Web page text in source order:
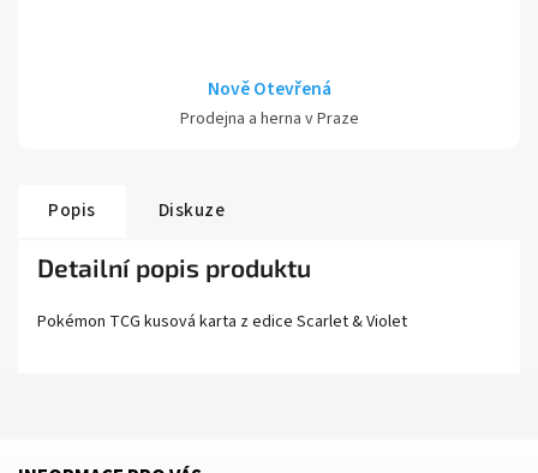
Nově Otevřená
Prodejna a herna v Praze
Popis Diskuze
Detailní popis produktu
Pokémon TCG kusová karta z edice Scarlet& Violet